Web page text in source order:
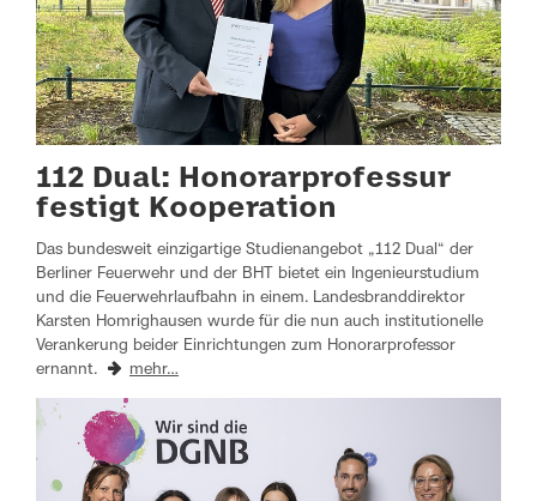
112 Dual: Honorarprofessur
festigt Kooperation
Das bundesweit einzigartige Studienangebot „112 Dual“ der
Berliner Feuerwehr und der BHT bietet ein Ingenieurstudium
und die Feuerwehrlaufbahn in einem. Landesbranddirektor
Karsten Homrighausen wurde für die nun auch institutionelle
Verankerung beider Einrichtungen zum Honorarprofessor
ernannt.
mehr…